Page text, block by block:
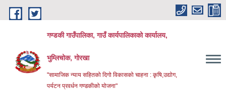
Skip to main content
गण्डकी गाउँपालिका, गाउँ कार्यपालिकाको कार्यालय,
भुम्लिचोक, गोरखा
"सामाजिक न्याय सहितको दिगो विकासको चाहना : कृषि,उद्योग,
पर्यटन प्रवर्धन गण्डकीको योजना"